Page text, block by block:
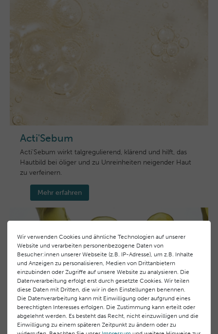
Acti'Sebum
Acti'Sebum wirkt talgregulierend, klärend und hilft, das
Hautbild bei öliger und zu Unreinheiten neigender Haut
zu verfeinern.
Mehr erfahren
Wir verwenden Cookies und ähnliche Technologien auf unserer
Website und verarbeiten personenbezogene Daten von
Besucher:innen unserer Webseite (z.B. IP-Adresse), um z.B. Inhalte
und Anzeigen zu personalisieren, Medien von Drittanbietern
einzubinden oder Zugriffe auf unsere Website zu analysieren. Die
Datenverarbeitung erfolgt erst durch gesetzte Cookies. Wir teilen
diese Daten mit Dritten, die wir in den Einstellungen benennen.
Die Datenverarbeitung kann mit Einwilligung oder aufgrund eines
berechtigten Interesses erfolgen. Die Zustimmung kann erteilt oder
abgelehnt werden. Es besteht das Recht, nicht einzuwilligen und die
Einwilligung zu einem späteren Zeitpunkt zu ändern oder zu